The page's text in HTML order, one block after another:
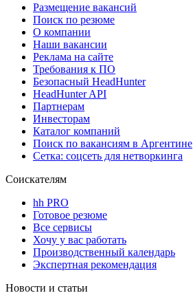
Размещение вакансий
Поиск по резюме
О компании
Наши вакансии
Реклама на сайте
Требования к ПО
Безопасный HeadHunter
HeadHunter API
Партнерам
Инвесторам
Каталог компаний
Поиск по вакансиям в Аргентине
Сетка: соцсеть для нетворкинга
Соискателям
hh PRO
Готовое резюме
Все сервисы
Хочу у вас работать
Производственный календарь
Экспертная рекомендация
Новости и статьи